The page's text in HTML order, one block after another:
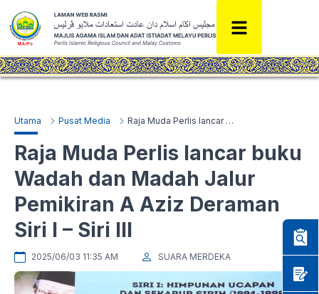
Utama Pusat Media Raja Muda Perlis lancar buku Wadah dan Madah Jalur Pemikiran A Aziz Deraman Siri I – Siri III
Raja Muda Perlis lancar buku
Wadah dan Madah Jalur
Pemikiran A Aziz Deraman
Siri I – Siri III
2025/06/03 11:35 AM SUARA MERDEKA